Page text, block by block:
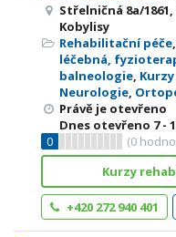
Střelničná 8a/1861,
Kobylisy
Rehabilitační péče,
léčebná,
balneologie,
Neurologie,
Právě je otevřeno
Dnes otevřeno 7 -
0
(0
Kurzy
+420 272 940 401